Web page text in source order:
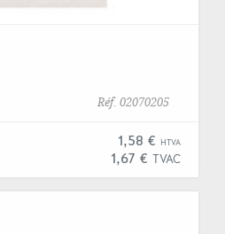
Réf. 02070205
1,58 € HTVA
1,67 €TVAC
Ajouter une unité de "Ail filet" à